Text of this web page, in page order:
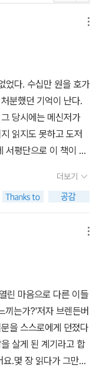
잘하죠?” 그녀는 이
포착하고 자신을 ‘정
담은 물론이고 온라인
리기』라는 책을 출간
해 보이나요?” 그의
까요.” 보통 사람이라
는 이것이 사업이 될 수
강연을 하고 책을 출
자. “어떻게 하면 그렇
엇인가? 여기에 스스
서비스를 제공할 수 있
함께
살고 싶지 않은가? 평
는 이
다른 사람에게 전달하
첫째, 메신저는 일하
었다. 수십만 원을 호가
분했던 기억이 난다.
당시에는 메신저가
읽지도 못하고 도저
서평단으로 이 책이 선
다. 지금은 나도 메신
적용할 보물들이다.
콘텐츠로 만들어서 다
대한 마인드가 많이
할을 하는 사람들이
왔으니 저자는 상당한
르는 메신저가 김미
많은 40대들에게 용기
저의 역할을 할 수 있
제공해 주기 때문이다.
​​[왜 메신저 사업인가?]
에너지 넘치는 산업
더보기
린 마음으로 다른 이들
끼는가?'저자 브렌든버
살게 된 계기라고 합
.몇 장 읽다가 그만두